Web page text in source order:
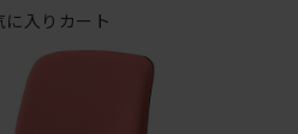
に入り カート